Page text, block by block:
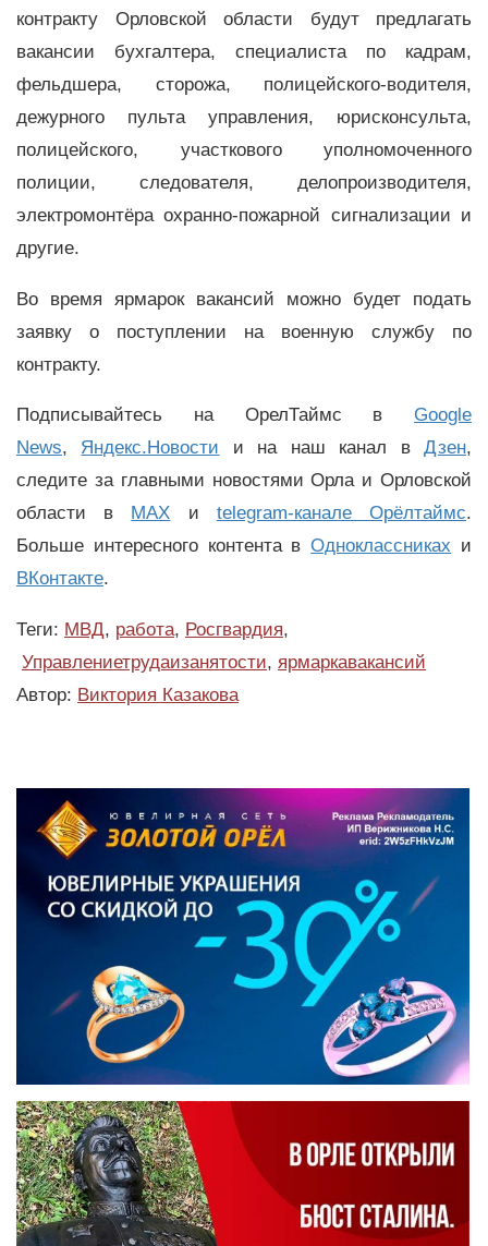
контракту Орловской области будут предлагать
вакансии бухгалтера, специалиста по кадрам,
фельдшера, сторожа, полицейского-водителя,
дежурного пульта управления, юрисконсульта,
полицейского, участкового уполномоченного
полиции, следователя, делопроизводителя,
электромонтёра охранно-пожарной сигнализации и
другие.
Во время ярмарок вакансий можно будет подать
заявку о поступлении на военную службу по
контракту.
Подписывайтесь на ОрелТаймс в Google
News, Яндекс.Новости и на наш канал вДзен,
следите за главными новостями Орла и Орловской
области в MAX и telegram-канале Орёлтаймс.
Больше интересного контента вОдноклассниках и
ВКонтакте.
Теги: МВД, работа, Росгвардия,
Управлениетрудаизанятости, ярмаркавакансий
Автор: Виктория Казакова